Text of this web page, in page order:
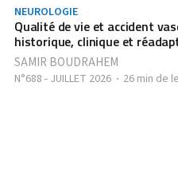
NEUROLOGIE
Qualité de vie et accident
historique, clinique et
SAMIR BOUDRAHEM
N°688 - JUILLET 2026 26 min de